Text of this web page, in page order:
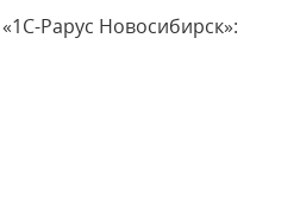
Рарус Новосибирск»: